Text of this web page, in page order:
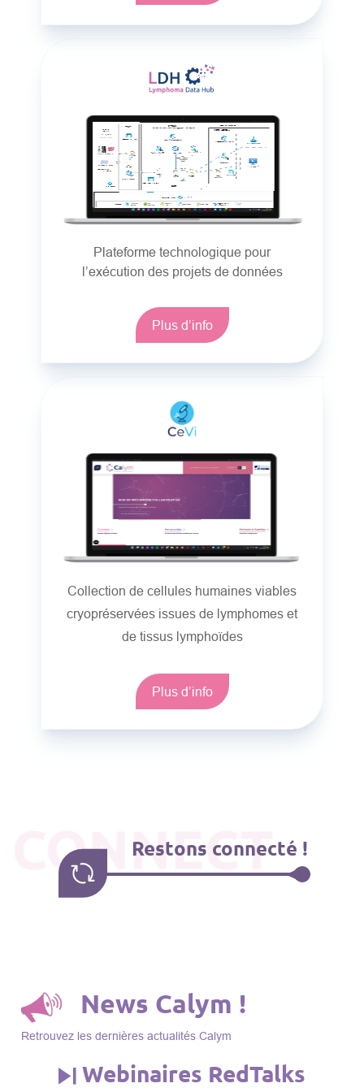
Plateforme technologique pour
l’exécution des projets de données
Plus d’info
Collection de cellules humaines viables
cryopréservées issues de lymphomes et
de tissus lymphoïdes
Plus d’info
CONNECT
Restons connecté !
News Calym !
Retrouvez les dernières actualités Calym
Webinaires RedTalks